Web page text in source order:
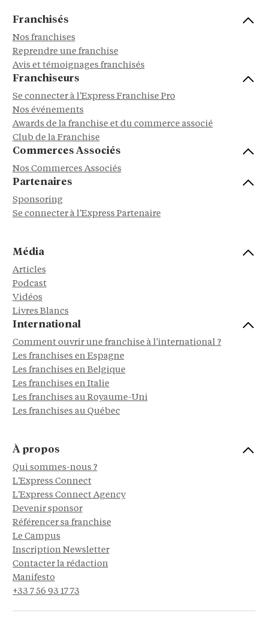
Franchisés
Nos franchises
Reprendre une franchise
Avis et témoignages franchisés
Franchiseurs
Se connecter à l'Express Franchise Pro
Nos événements
Awards de la franchise et du commerce associé
Club de la Franchise
Commerces Associés
Nos Commerces Associés
Partenaires
Sponsoring
Se connecter à l'Express Partenaire
Média
Articles
Podcast
Vidéos
Livres Blancs
International
Comment ouvrir une franchise à l'international ?
Les franchises en Espagne
Les franchises en Belgique
Les franchises en Italie
Les franchises au Royaume-Uni
Les franchises au Québec
À propos
Qui sommes-nous ?
L'Express Connect
L'Express Connect Agency
Devenir sponsor
Référencer sa franchise
Le Campus
Inscription Newsletter
Contacter la rédaction
Manifesto
+33 7 56 93 17 73